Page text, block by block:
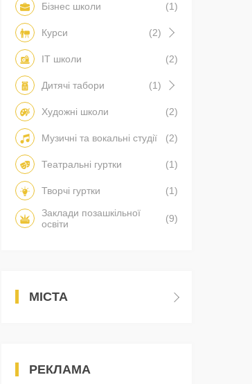
Бізнес школи (1)
Курси (2)
IT школи (2)
Дитячі табори (1)
Художні школи (2)
Музичні та вокальні студії (2)
Театральні гуртки (1)
Творчі гуртки
(1)
Заклади позашкільної
освіти
(9)
МІСТА
РЕКЛАМА